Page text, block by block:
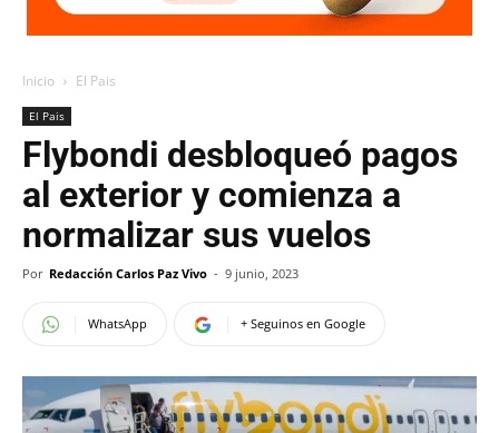
Inicio El Pais
El Pais
Flybondi desbloqueó pagos
al exterior y comienza a
normalizar sus vuelos
Por Redacción Carlos Paz Vivo - 9 junio, 2023
WhatsApp + Seguinos en Google